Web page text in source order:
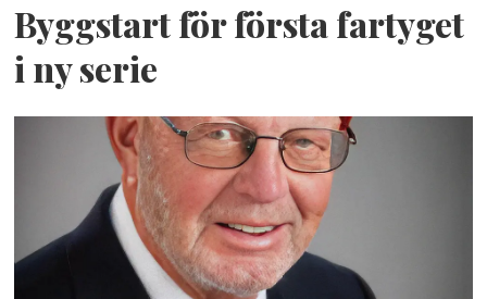
Byggstart för första fartyget
i ny serie